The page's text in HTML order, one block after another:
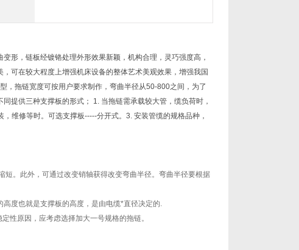
形，链板经镀铬处理外形效果新颖，机构合理，灵巧强度高，
可在较大程度上增强机床设备的整体艺术美观效果，增强我国
拖链宽度可按用户要求制作，弯曲半径从50-800之间，为了
提供三种支撑板的形式； 1. 当拖链需承载较大管，缆负荷时，
维修等时。可选支撑板-----分开式。3. 安装管缆的规格品种，
。此外，可通过改变销轴获得改变弯曲半径。弯曲半径要根据
度也就是支撑板的高度，是由电缆*直径决定的.
性原因，应考虑选择加大一号规格的拖链。